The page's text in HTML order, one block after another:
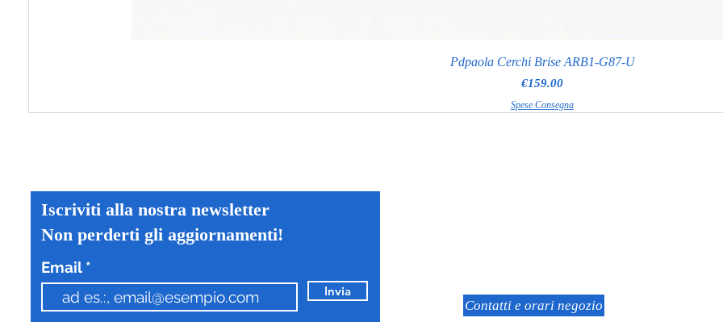
Pdpaola Cerchi Brise ARB1-G87-U
Price
€159.00
Spese Consegna
Iscriviti alla nostra newsletter
Non perderti gli aggiornamenti!
Email
Invia
Contatti e orari negozio